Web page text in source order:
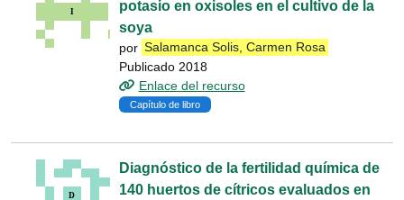
potasio en oxisoles en el cultivo de la
soya
por Salamanca Solis, Carmen Rosa
Publicado 2018
Enlace del recurso
Capítulo de libro
Diagnóstico de la fertilidad química de
140 huertos de cítricos evaluados en